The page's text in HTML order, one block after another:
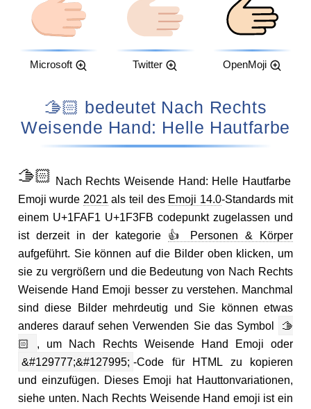
Microsoft Twitter OpenMoji
🫱🏻 bedeutet Nach Rechts
Weisende Hand: Helle Hautfarbe
🫱🏻 Nach Rechts Weisende Hand: Helle Hautfarbe
Emoji wurde 2021 als teil des Emoji 14.0-Standards mit
einem U+1FAF1 U+1F3FB codepunkt zugelassen und
ist derzeit in der kategorie 👍 Personen & Körper
aufgeführt. Sie können auf die Bilder oben klicken, um
sie zu vergrößern und die Bedeutung von Nach Rechts
Weisende Hand Emoji besser zu verstehen. Manchmal
sind diese Bilder mehrdeutig und Sie können etwas
anderes darauf sehen Verwenden Sie das Symbol
🫱
🏻
, um Nach Rechts Weisende Hand Emoji oder
&#129777;&#127995; -Code für HTML zu kopieren
und einzufügen. Dieses Emoji hat Hauttonvariationen,
siehe unten. Nach Rechts Weisende Hand emoji ist ein